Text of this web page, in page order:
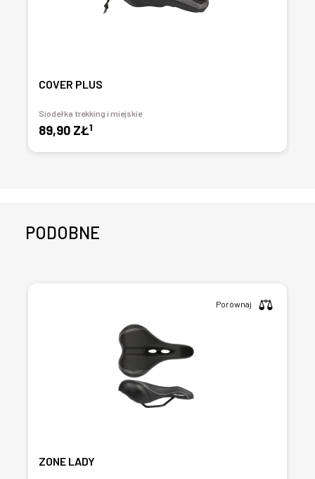
COVER PLUS
Siodełka trekking i miejskie
89,90 ZŁ1
PODOBNE
ZONE LADY
Porównaj